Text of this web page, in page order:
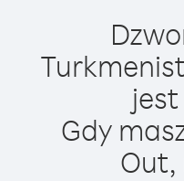
Gdy
Out,